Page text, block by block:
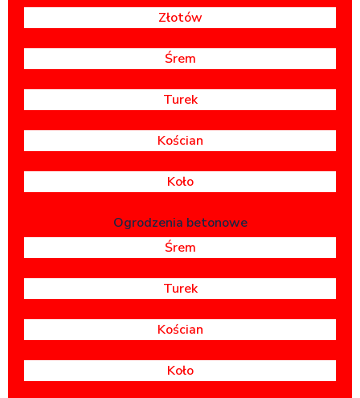
Złotów
Śrem
Turek
Kościan
Koło
Ogrodzenia betonowe
Śrem
Turek
Kościan
Koło